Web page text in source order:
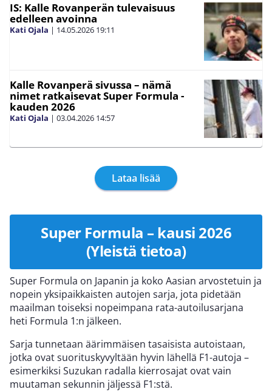
IS: Kalle Rovanperän tulevaisuus
edelleen avoinna
Kati Ojala | 14.05.2026 19:11
Kalle Rovanperä sivussa – nämä
nimet ratkaisevat Super Formula -
kauden 2026
Kati Ojala | 03.04.2026 14:57
Lataa lisää
Super Formula – kausi 2026
(Yleistä tietoa)
Super Formula on Japanin ja koko Aasian arvostetuin ja
nopein yksipaikkaisten autojen sarja, jota pidetään
maailman toiseksi nopeimpana rata-autoilusarjana
heti Formula 1:n jälkeen.
Sarja tunnetaan äärimmäisen tasaisista autoistaan,
jotka ovat suorituskyvyltään hyvin lähellä F1-autoja –
esimerkiksi Suzukan radalla kierrosajat ovat vain
muutaman sekunnin jäljessä F1:stä.